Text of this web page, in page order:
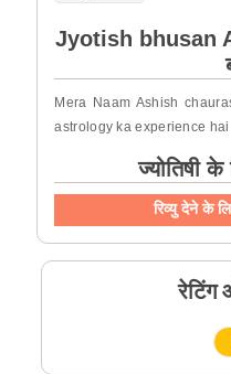
Jyotish bhusan
Mera Naam Ashish
astrology ka experience hai
ज्योतिषी के
रिव्यु देने के
रेटिंग